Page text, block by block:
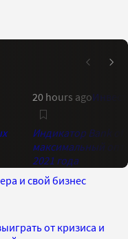
20 hours ago
Индикатор Bank of
максимальный
2021 года
и свой бизнес
от кризиса и